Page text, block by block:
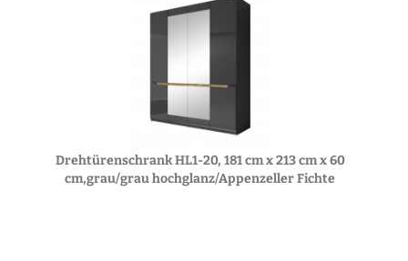
Drehtürenschrank HL1-20, 181 cm x 213 cm x 60
cm,grau/grau hochglanz/Appenzeller Fichte